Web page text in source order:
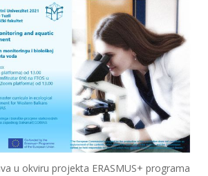
u okviru projekta ERASMUS+ programa